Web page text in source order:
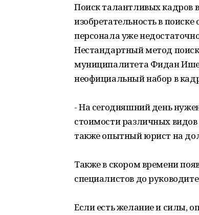
Поиск талантливых кадров
изобретательность в
персонала уже
Нестандартный метод
муниципалитета Фидан
неофициальный набор в
- На сегодняшний день
стоимости различных видов
также опытный юрист на
Также в скором времени
специалистов до
Если есть желание и силы,